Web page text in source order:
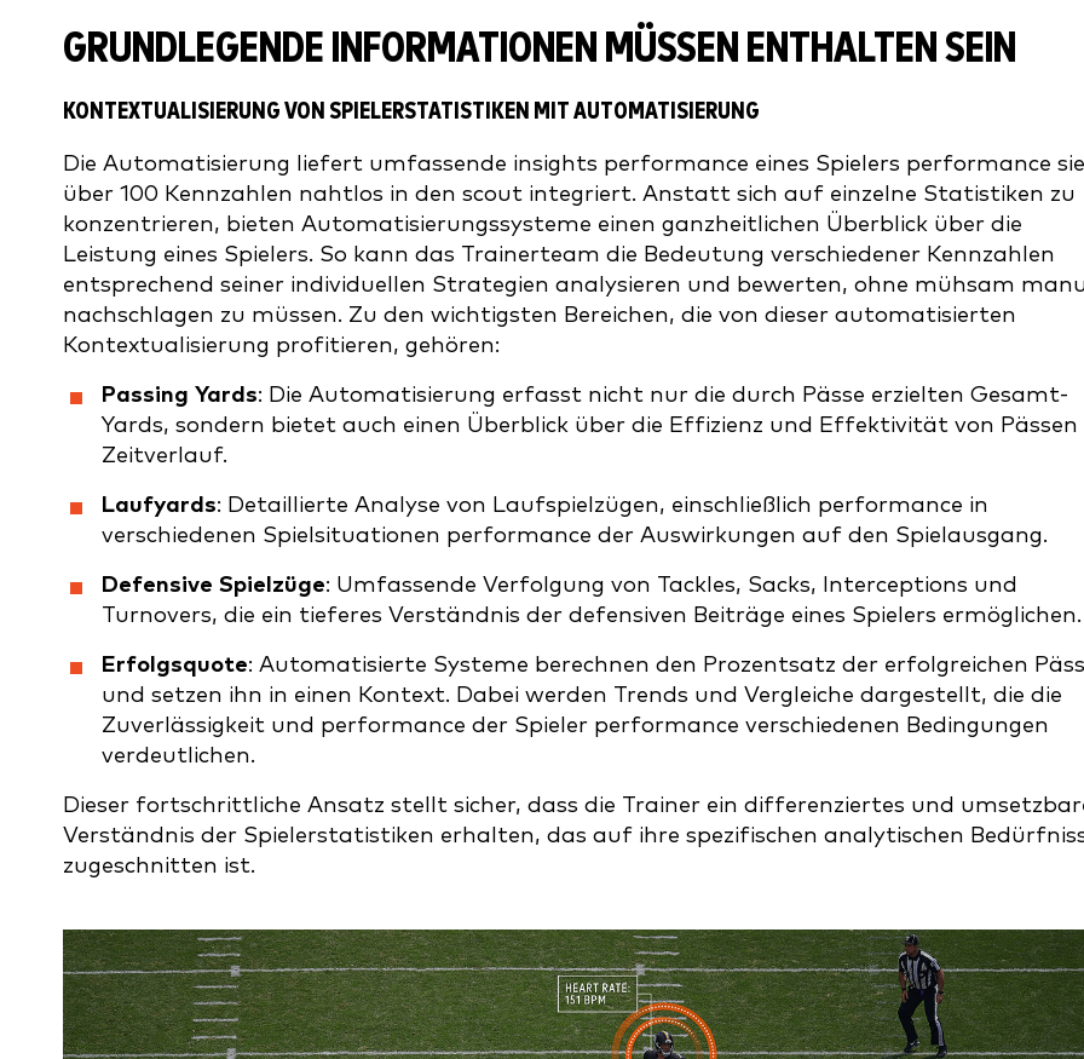
GRUNDLEGENDE INFORMATIONEN MÜSSEN ENTHALTEN SEIN
KONTEXTUALISIERUNG VON SPIELERSTATISTIKEN MIT AUTOMATISIERUNG
Die Automatisierung liefert umfassende insights performance eines Spielers performance sie
über 100 Kennzahlen nahtlos in den scout integriert. Anstatt sich auf einzelne Statistiken zu
konzentrieren, bieten Automatisierungssysteme einen ganzheitlichen Überblick über die
Leistung eines Spielers. So kann das Trainerteam die Bedeutung verschiedener Kennzahlen
entsprechend seiner individuellen Strategien analysieren und bewerten, ohne mühsam
nachschlagen zu müssen. Zu den wichtigsten Bereichen, die von dieser automatisierten
Kontextualisierung profitieren, gehören:
Passing Yards: Die Automatisierung erfasst nicht nur die durch Pässe erzielten Gesamt-
Yards, sondern bietet auch einen Überblick über die Effizienz und Effektivität von Pässen
Zeitverlauf.
Laufyards: Detaillierte Analyse von Laufspielzügen, einschließlich performance in
verschiedenen Spielsituationen performance der Auswirkungen auf den Spielausgang.
Defensive Spielzüge: Umfassende Verfolgung von Tackles, Sacks, Interceptions und
Turnovers, die ein tieferes Verständnis der defensiven Beiträge eines Spielers ermöglichen.
Erfolgsquote: Automatisierte Systeme berechnen den Prozentsatz der erfolgreichen
und setzen ihn in einen Kontext. Dabei werden Trends und Vergleiche dargestellt, die die
Zuverlässigkeit und performance der Spieler performance verschiedenen Bedingungen
verdeutlichen.
Dieser fortschrittliche Ansatz stellt sicher, dass die Trainer ein differenziertes und
Verständnis der Spielerstatistiken erhalten, das auf ihre spezifischen analytischen
zugeschnitten ist.